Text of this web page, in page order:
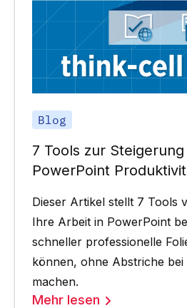
Blog
7 Tools zur
PowerPoint
Dieser Artikel stellt 7 Tools
Ihre Arbeit in PowerPoint
schneller professionelle
können, ohne Abstriche
machen.
Mehr lesen